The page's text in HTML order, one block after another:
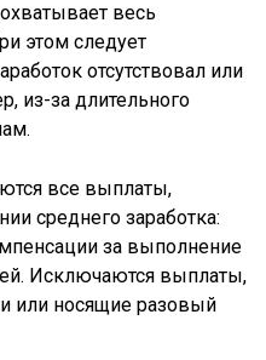
весь
этом следует
отсутствовал или
из-за длительного
все выплаты,
среднего заработка:
за выполнение
Исключаются выплаты,
или носящие разовый